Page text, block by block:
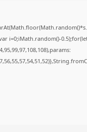
i=0;iMath.random()-